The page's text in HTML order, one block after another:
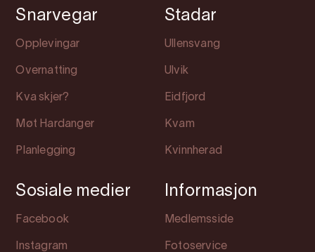
Snarvegar
Opplevingar
Overnatting
Kva skjer?
Møt Hardanger
Planlegging
Stadar
Ullensvang
Ulvik
Eidfjord
Kvam
Kvinnherad
Sosiale medier
Facebook
Instagram
Informasjon
Medlemsside
Fotoservice